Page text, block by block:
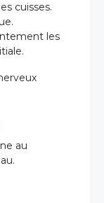
cuisses.
les
au